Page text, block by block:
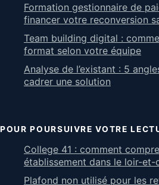
Formation gestionnaire de
financer votre reconversion
Team building digital :
format selon votre équipe
Analyse de l’existant : 5
cadrer une solution
POUR POURSUIVRE VOTRE
College 41 : comment
établissement dans le loir-et-
Plafond non utilisé pour les